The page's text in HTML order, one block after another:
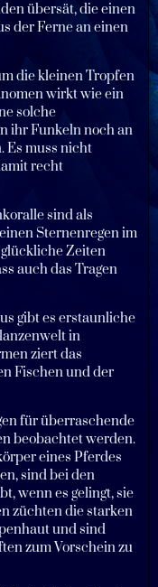
übersät, die einen
der Ferne an einen
die kleinen Tropfen
wirkt wie ein
solche
ihr Funkeln noch an
Es muss nicht
recht
sind als
Sternenregen im
Zeiten
auch das Tragen
gibt es erstaunliche
in
ziert das
Fischen und der
für überraschende
beobachtet werden.
eines Pferdes
sind bei den
wenn es gelingt, sie
züchten die starken
und sind
zum Vorschein zu